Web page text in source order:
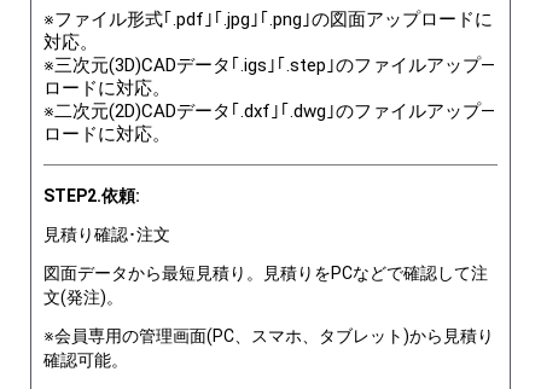
※ファイル形式｢.pdf｣｢.jpg｣｢.png｣の図面アップロードに
対応。
※三次元(3D)CADデータ｢.igs｣｢.step｣のファイルアップ―
ロードに対応。
※二次元(2D)CADデータ｢.dxf｣｢.dwg｣のファイルアップ―
ロードに対応。
STEP2.依頼:
見積り確認･注文
図面データから最短見積り。見積りをPCなどで確認して注
文(発注)。
※会員専用の管理画面(PC、スマホ、タブレット)から見積り
確認可能。